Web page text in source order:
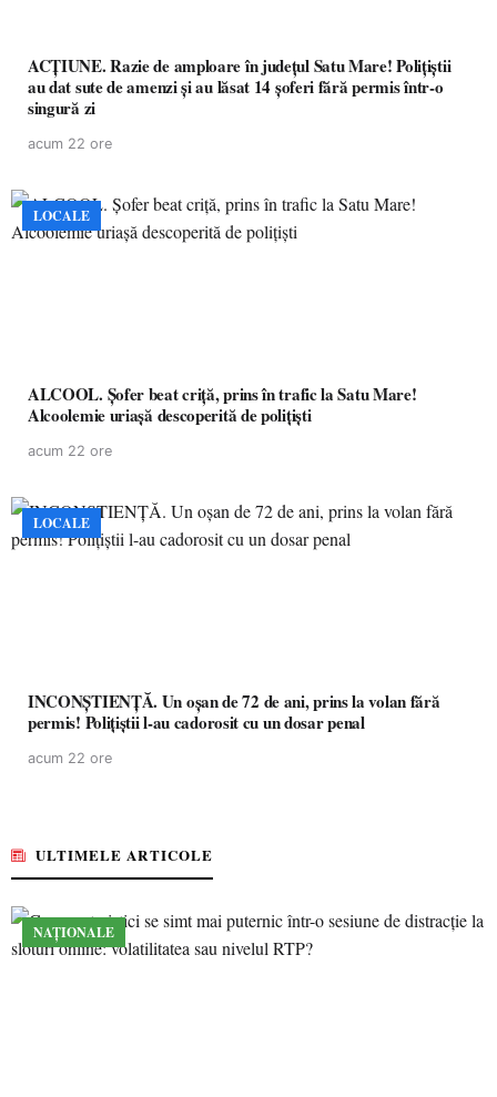
ACȚIUNE. Razie de amploare în județul Satu Mare! Polițiștii
au dat sute de amenzi și au lăsat 14 șoferi fără permis într-o
singură zi
acum 22 ore
LOCALE
ALCOOL. Șofer beat criță, prins în trafic la Satu Mare!
Alcoolemie uriașă descoperită de polițiști
acum 22 ore
LOCALE
INCONȘTIENȚĂ. Un oșan de 72 de ani, prins la volan fără
permis! Polițiștii l-au cadorosit cu un dosar penal
acum 22 ore
ULTIMELE ARTICOLE
NAȚIONALE